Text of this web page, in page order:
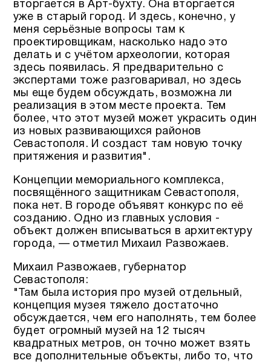
вторгается в Арт-бухту. Она вторгается
уже в старый город. И здесь, конечно, у
меня серьёзные вопросы там к
проектировщикам, насколько надо это
делать и с учётом археологии, которая
здесь появилась. Я предварительно с
экспертами тоже разговаривал, но здесь
мы еще будем обсуждать, возможна ли
реализация в этом месте проекта. Тем
более, что этот музей может украсить один
из новых развивающихся районов
Севастополя. И создаст там новую точку
притяжения и развития".
Концепции мемориального комплекса,
посвящённого защитникам Севастополя,
пока нет. В городе объявят конкурс по её
созданию. Одно из главных условия -
объект должен вписываться в архитектуру
города, — отметил Михаил Развожаев.
Михаил Развожаев, губернатор
Севастополя:
"Там была история про музей отдельный,
концепция музея тяжело достаточно
обсуждается, чем его наполнять, тем более
будет огромный музей на 12 тысяч
квадратных метров, он точно может взять
все дополнительные объекты, либо то, что